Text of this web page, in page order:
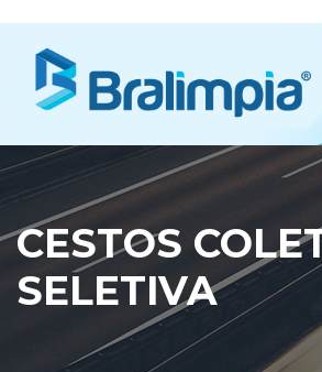
CESTOS
SELETIVA